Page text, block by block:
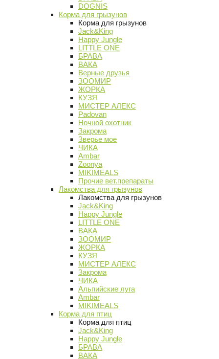
DOGNIS
Корма для грызунов
Корма для грызунов
Jack&King
Happy Jungle
LITTLE ONE
БРАВА
ВАКА
Верные друзья
ЗООМИР
ЖОРКА
КУЗЯ
МИСТЕР АЛЕКС
Padovan
Ночной охотник
Закрома
Зверье мое
ЧИКА
Ambar
Zoonya
MIKIMEALS
Прочие вет.препараты
Лакомства для грызунов
Лакомства для грызунов
Jack&King
Happy Jungle
LITTLE ONE
ВАКА
ЗООМИР
ЖОРКА
КУЗЯ
МИСТЕР АЛЕКС
Закрома
ЧИКА
Альпийские луга
Ambar
MIKIMEALS
Корма для птиц
Корма для птиц
Jack&King
Happy Jungle
БРАВА
ВАКА